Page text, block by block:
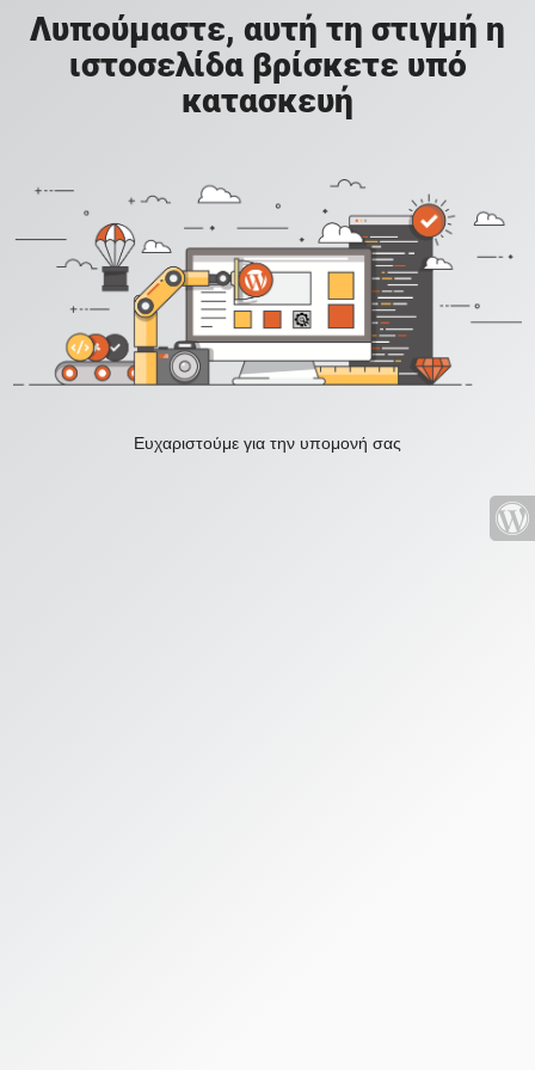
Λυπούμαστε, αυτή τη στιγμή η
ιστοσελίδα βρίσκετε υπό
κατασκευή
Ευχαριστούμε για την υπομονή σας